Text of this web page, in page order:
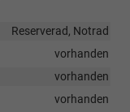
Reserverad, Notrad
vorhanden
vorhanden
vorhanden